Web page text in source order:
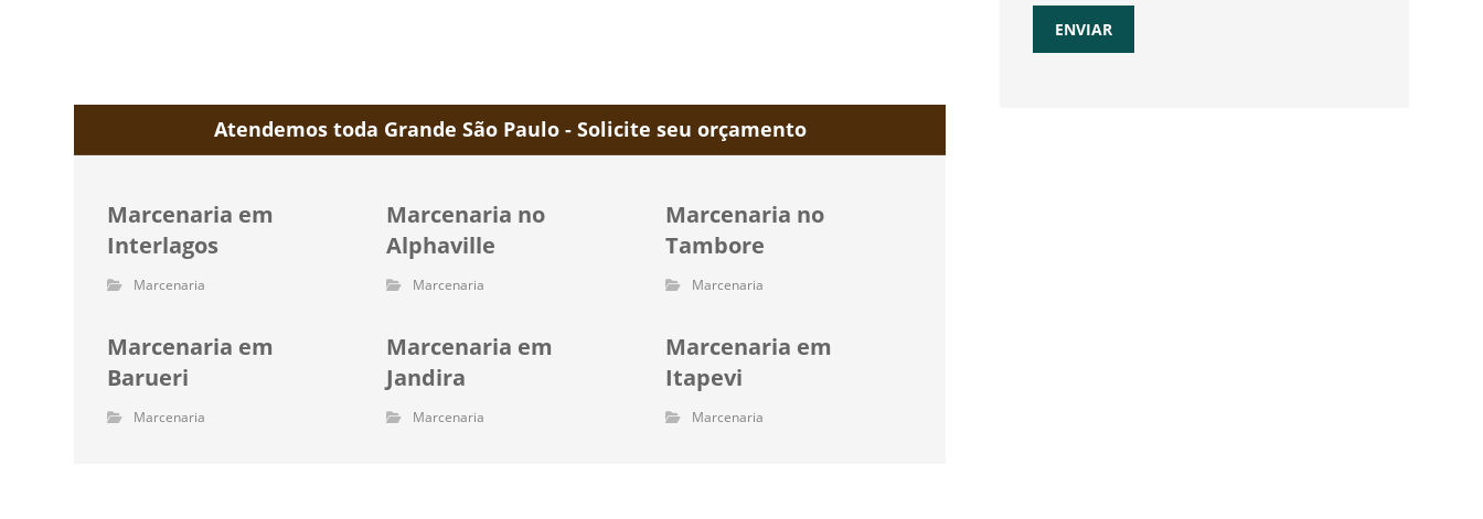
Atendemos toda Grande São Paulo - Solicite seu orçamento
Marcenaria em
Interlagos
Marcenaria
Marcenaria no
Alphaville
Marcenaria
Marcenaria no
Tambore
Marcenaria
Marcenaria em
Barueri
Marcenaria
Marcenaria em
Jandira
Marcenaria
Marcenaria em
Itapevi
Marcenaria